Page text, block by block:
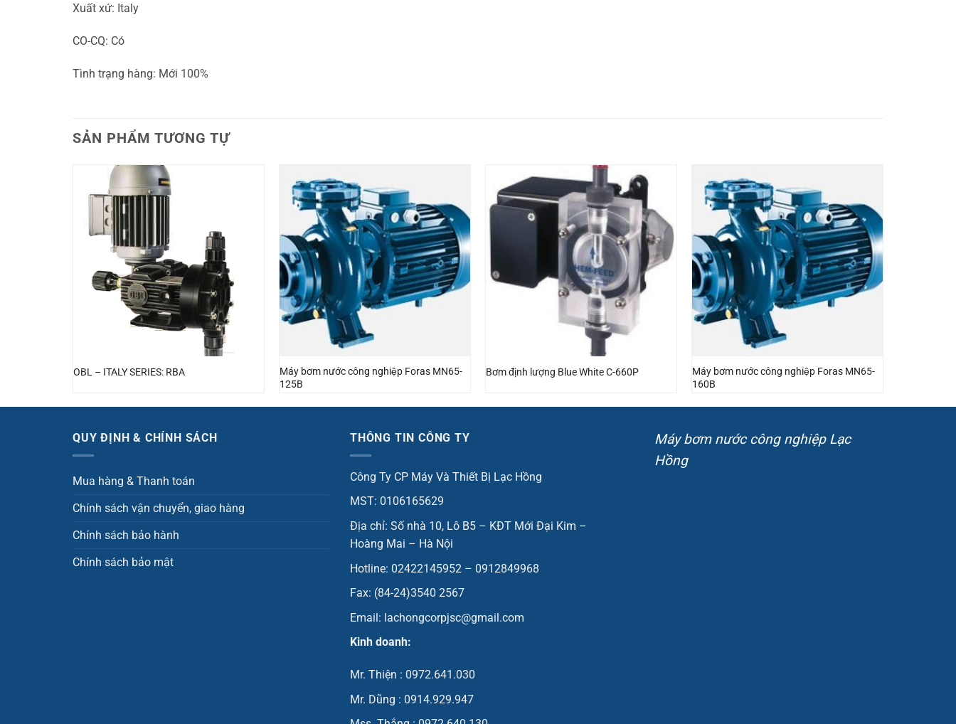
Xuất xứ: Italy
CO-CQ: Có
Tình trạng hàng: Mới 100%
SẢN PHẨM TƯƠNG TỰ
OBL – ITALY SERIES: RBA
Máy bơm nước công nghiệp Foras MN65-
125B
Bơm định lượng Blue White C-660P
Máy bơm nước công nghiệp Foras MN65-
160B
QUY ĐỊNH & CHÍNH SÁCH
Mua hàng & Thanh toán
Chính sách vận chuyển, giao hàng
Chính sách bảo hành
Chính sách bảo mật
THÔNG TIN CÔNG TY
Công Ty CP Máy Và Thiết Bị Lạc Hồng
MST: 0106165629
Địa chỉ: Số nhà 10, Lô B5 – KĐT Mới Đại Kim –
Hoàng Mai – Hà Nội
Hotline: 02422145952 – 0912849968
Fax: (84-24)3540 2567
Email: lachongcorpjsc@gmail.com
Kinh doanh:
Mr. Thiện : 0972.641.030
Mr. Dũng : 0914.929.947
Máy bơm nước công nghiệp Lạc
Hồng